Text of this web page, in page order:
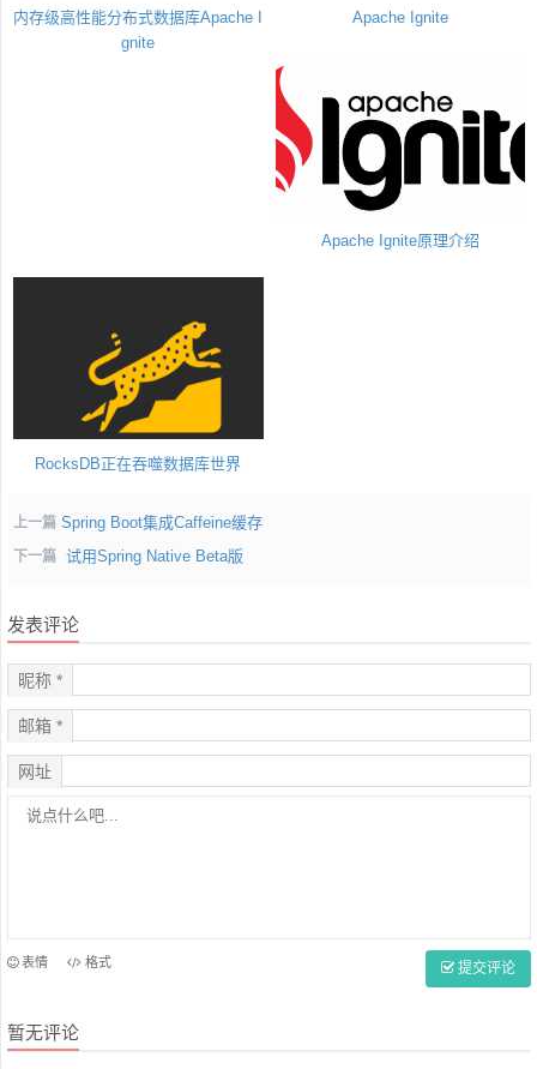
内存级高性能分布式数据库Apache I
gnite
Apache Ignite
Apache Ignite原理介绍
RocksDB正在吞噬数据库世界
上一篇 Spring Boot集成Caffeine缓存
下一篇 试用Spring Native Beta版
发表评论
昵称 *
邮箱 *
网址
表情 格式 提交评论
暂无评论